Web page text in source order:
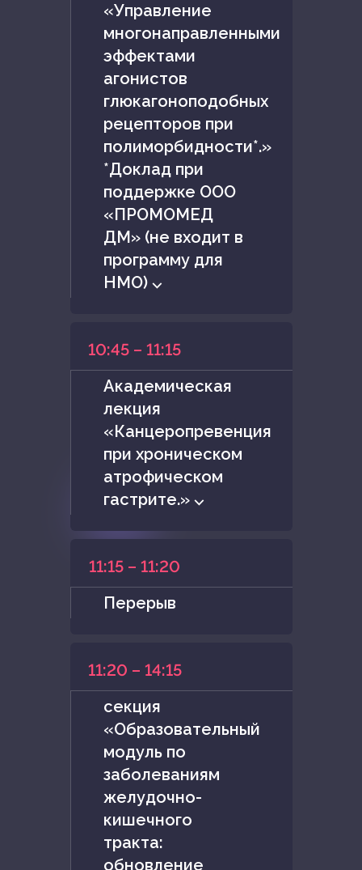
«Управление
многонаправленными
эффектами
агонистов
глюкагоноподобных
рецепторов при
полиморбидности*.»
*Доклад при
поддержке ООО
«ПРОМОМЕД
ДМ» (не входит в
программу для
НМО) ⌵
10:45 – 11:15
Академическая
лекция
«Канцеропревенция
при хроническом
атрофическом
гастрите.» ⌵
11:15 – 11:20
Перерыв
11:20 – 14:15
секция
«Образовательный
модуль по
заболеваниям
желудочно-
кишечного
тракта:
обновление